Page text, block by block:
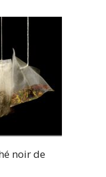
noir de